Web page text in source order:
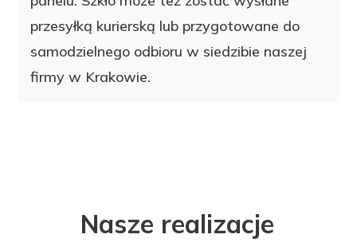
przesyłką kurierską lub przygotowane do
samodzielnego odbioru w siedzibie naszej
firmy w Krakowie.
Nasze realizacje